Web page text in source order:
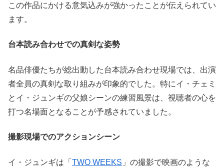
この作品にかける意気込みが強かったことが伝えられてい
ます。
台本読み合わせでの真剣な姿勢
名品俳優たちが総出動した台本読み合わせ現場では、出演
者全員の真剣な取り組みが印象的でした。特にイ・チェミ
とイ・ジュンギの父娘シーンの練習風景は、視聴者の心を
打つ名場面となることが予感されていました。
撮影現場でのアクションシーン
イ・ジュンギは「 TWO WEEKS 」の撮影で映画のような